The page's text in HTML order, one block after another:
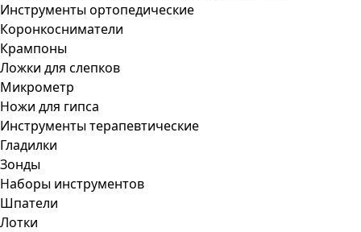
Инструменты ортопедические
Коронкосниматели
Крампоны
Ложки для слепков
Микрометр
Ножи для гипса
Инструменты терапевтические
Гладилки
Зонды
Наборы инструментов
Шпатели
Лотки